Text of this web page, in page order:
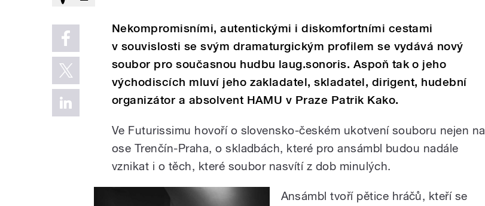
Nekompromisními, autentickými i diskomfortními cestami
v souvislosti se svým dramaturgickým profilem se vydává nový
soubor pro současnou hudbu laug.sonoris. Aspoň tak o jeho
východiscích mluví jeho zakladatel, skladatel, dirigent, hudební
organizátor a absolvent HAMU v Praze Patrik Kako.
Ve Futurissimu hovoří o slovensko-českém ukotvení souboru nejen na
ose Trenčín-Praha, o skladbách, které pro ansámbl budou nadále
vznikat i o těch, které soubor nasvítí z dob minulých.
Ansámbl tvoří pětice hráčů, kteří se